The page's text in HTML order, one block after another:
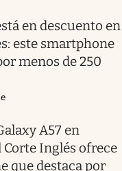
en descuento en
este smartphone
menos de 250
A57 en
Corte Inglés ofrece
que destaca por